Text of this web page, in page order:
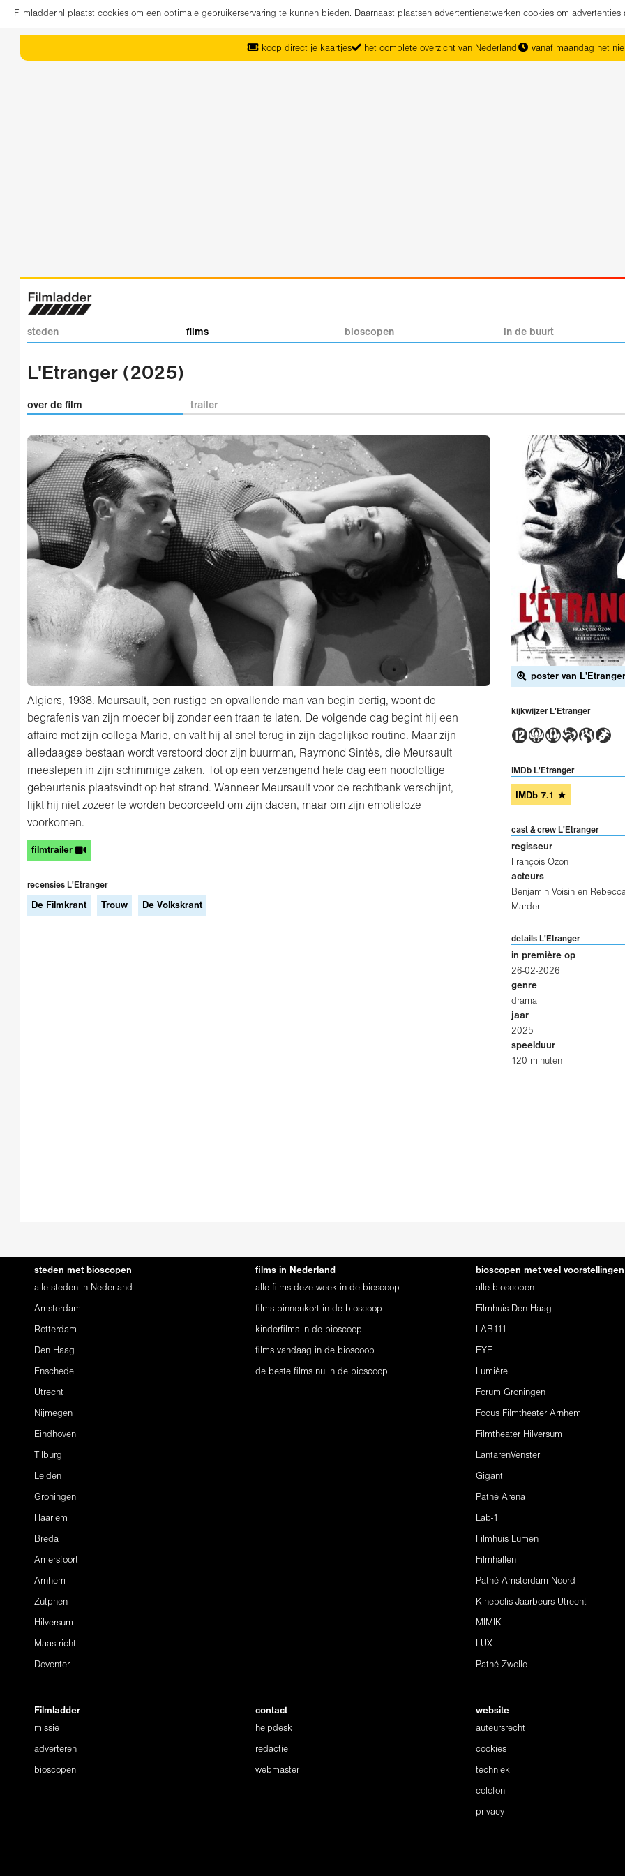
Filmladder.nl plaatst cookies om een optimale gebruikerservaring te kunnen bieden. Daarnaast plaatsen advertentienetwerken cookies om
koop direct je kaartjes het complete overzicht van Nederland vanaf maandag het
steden films bioscopen in de buurt
L'Etranger (2025)
over de film trailer
Algiers, 1938. Meursault, een rustige en opvallende man van begin dertig, woont de
begrafenis van zijn moeder bij zonder een traan te laten. De volgende dag begint hij een
affaire met zijn collega Marie, en valt hij al snel terug in zijn dagelijkse routine. Maar zijn
alledaagse bestaan wordt verstoord door zijn buurman, Raymond Sintès, die Meursault
meeslepen in zijn schimmige zaken. Tot op een verzengend hete dag een noodlottige
gebeurtenis plaatsvindt op het strand. Wanneer Meursault voor de rechtbank verschijnt,
lijkt hij niet zozeer te worden beoordeeld om zijn daden, maar om zijn emotieloze
voorkomen.
filmtrailer
recensies L'Etranger
De Filmkrant Trouw De Volkskrant
poster van L'Etranger
kijkwijzer L'Etranger
4ASTDH
IMDb L'Etranger
IMDb 7.1 ★
cast & crew L'Etranger
regisseur
François Ozon
acteurs
Benjamin Voisin en
Marder
details L'Etranger
in première op
26-02-2026
genre
drama
jaar
2025
speelduur
120 minuten
steden met bioscopen
alle steden in Nederland
Amsterdam
Rotterdam
Den Haag
Enschede
Utrecht
Nijmegen
Eindhoven
Tilburg
Leiden
Groningen
Haarlem
Breda
Amersfoort
Arnhem
Zutphen
Hilversum
Maastricht
Deventer
films in Nederland
alle films deze week in de bioscoop
films binnenkort in de bioscoop
kinderfilms in de bioscoop
films vandaag in de bioscoop
de beste films nu in de bioscoop
bioscopen met veel voorstellingen
alle bioscopen
Filmhuis Den Haag
LAB111
EYE
Lumière
Forum Groningen
Focus Filmtheater Arnhem
Filmtheater Hilversum
LantarenVenster
Gigant
Pathé Arena
Lab-1
Filmhuis Lumen
Filmhallen
Pathé Amsterdam Noord
Kinepolis Jaarbeurs Utrecht
MIMIK
LUX
Pathé Zwolle
Filmladder
missie
adverteren
bioscopen
contact
helpdesk
redactie
webmaster
website
auteursrecht
cookies
techniek
colofon
privacy